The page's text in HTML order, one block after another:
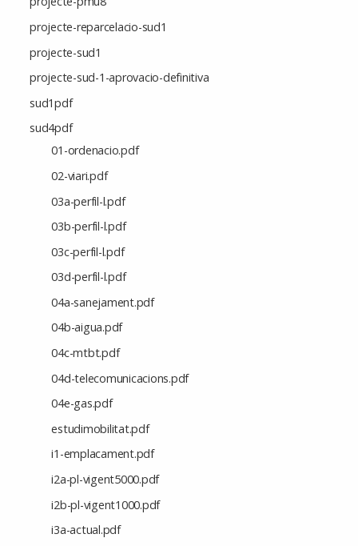
projecte-reparcelacio-sud1
projecte-sud1
projecte-sud-1-aprovacio-definitiva
sud1pdf
sud4pdf
01-ordenacio.pdf
02-viari.pdf
03a-perfil-l.pdf
03b-perfil-l.pdf
03c-perfil-l.pdf
03d-perfil-l.pdf
04a-sanejament.pdf
04b-aigua.pdf
04c-mtbt.pdf
04d-telecomunicacions.pdf
04e-gas.pdf
estudimobilitat.pdf
i1-emplacament.pdf
i2a-pl-vigent5000.pdf
i2b-pl-vigent1000.pdf
i3a-actual.pdf